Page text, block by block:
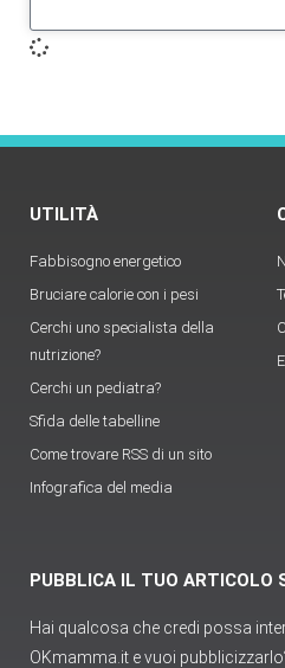
UTILITÀ
Fabbisogno energetico
Bruciare calorie con i pesi
Cerchi uno specialista della
nutrizione?
Cerchi un pediatra?
Sfida delle tabelline
Come trovare RSS di un sito
Infografica del media
PUBBLICA IL TUO ARTICOLO
Hai qualcosa che credi possa
OKmamma.it e vuoi